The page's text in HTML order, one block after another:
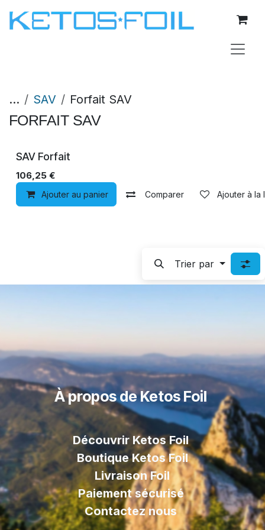
... SAV Forfait SAV
FORFAIT SAV
SAV Forfait
106,25 €
Ajouter au panier Comparer Ajouter à la
Trier par
À propos de Ketos Foil
Découvrir Ketos Foil
Boutique Ketos Foil
LivraisonFoil
Paiement sécurisé
Contactez nous